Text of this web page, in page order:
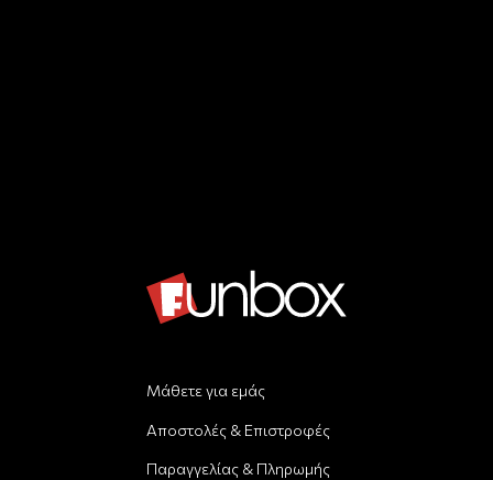
Μάθετε για εμάς
Αποστολές & Επιστροφές
Παραγγελίας & Πληρωμής